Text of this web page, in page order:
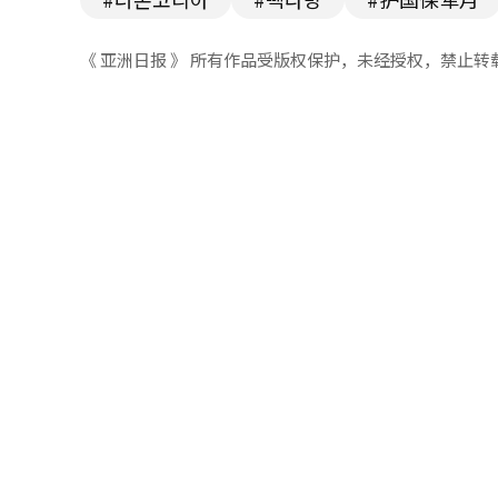
《 亚洲日报 》 所有作品受版权保护，未经授权，禁止转